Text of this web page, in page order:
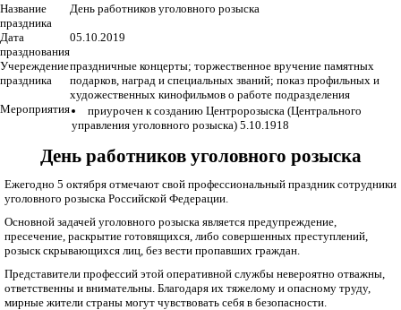
Название
праздника
День работников уголовного розыска
Дата
празднования
05.10.2019
Учереждение
праздника
праздничные концерты; торжественное вручение памятных
подарков, наград и специальных званий; показ профильных и
художественных кинофильмов о работе подразделения
Мероприятия
приурочен к созданию Центророзыска (Центрального
управления уголовного розыска) 5.10.1918
День работников уголовного розыска
Ежегодно 5 октября отмечают свой профессиональный праздник сотрудники
уголовного розыска Российской Федерации.
Основной задачей уголовного розыска является предупреждение,
пресечение, раскрытие готовящихся, либо совершенных преступлений,
розыск скрывающихся лиц, без вести пропавших граждан.
Представители профессий этой оперативной службы невероятно отважны,
ответственны и внимательны. Благодаря их тяжелому и опасному труду,
мирные жители страны могут чувствовать себя в безопасности.